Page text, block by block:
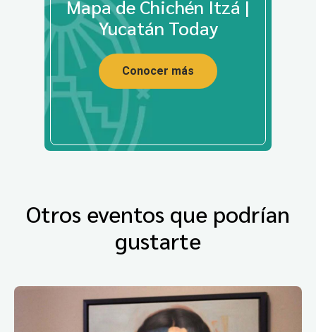
Mapa de Chichén Itzá |
Yucatán Today
Conocer más
Otros eventos que podrían
gustarte